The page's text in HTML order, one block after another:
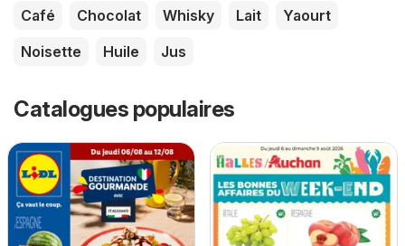
Café Chocolat Whisky Lait
Yaourt
Noisette
Huile Jus
Catalogues populaires